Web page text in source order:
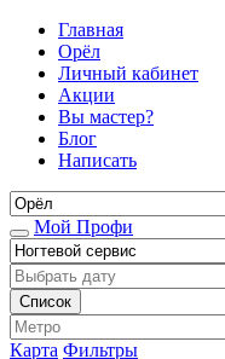
Главная
Орёл
Личный кабинет
Акции
Вы мастер?
Блог
Написать
Мой Профи
Список
Карта Фильтры